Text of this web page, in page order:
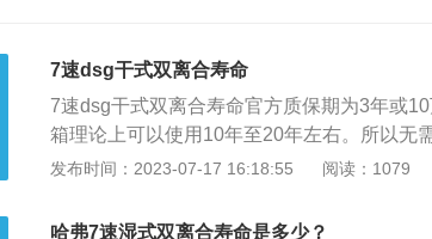
7速dsg干式双离合寿命
7速dsg干式双离合寿命官方质保期为3年或
箱理论上可以使用10年至20年左右。所以无
全事故。以下3点是关于dsg干式双离合的更
变速器通常与省油型的发动机搭配使用；3、
发布时间：2023-07-17 16:18:55 阅读：1079
哈弗7速湿式双离合寿命是多少？